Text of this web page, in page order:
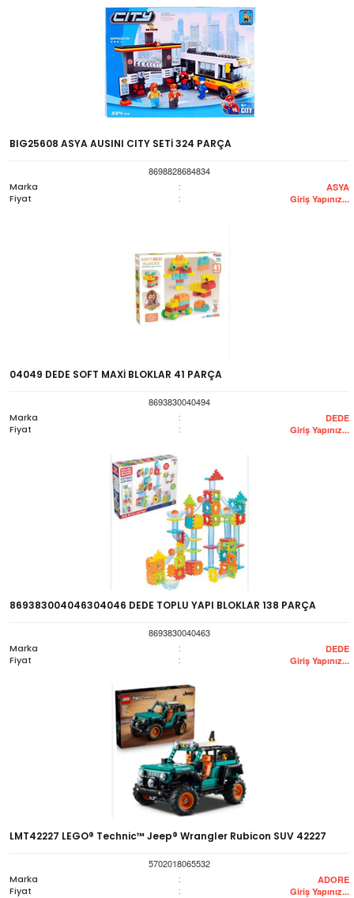
BIG25608 ASYA AUSINI CITY SETİ 324 PARÇA
8698828684834
Marka
: ASYA
Fiyat : Giriş Yapınız...
04049 DEDE SOFT MAXİ BLOKLAR 41 PARÇA
8693830040494
Marka
: DEDE
Fiyat : Giriş Yapınız...
869383004046304046 DEDE TOPLU YAPI BLOKLAR 138 PARÇA
8693830040463
Marka
: DEDE
Fiyat : Giriş Yapınız...
LMT42227 LEGO® Technic™ Jeep® Wrangler Rubicon SUV 42227
5702018065532
Marka
: ADORE
Fiyat : Giriş Yapınız...